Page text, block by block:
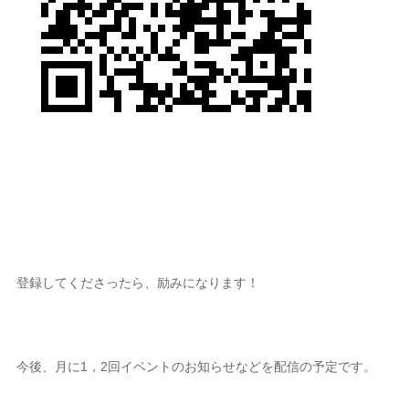
登録してくださったら、励みになります！
今後、月に1，2回イベントのお知らせなどを配信の予定です。